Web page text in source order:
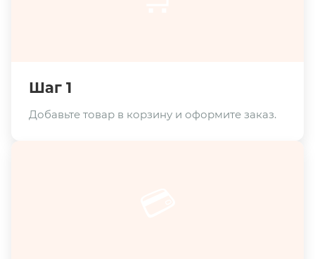
Шаг 1
Добавьте товар в корзину и оформите заказ.